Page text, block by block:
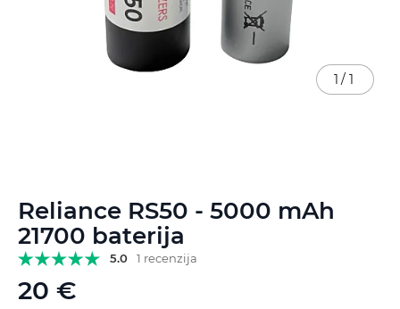
Reliance RS50 - 5000 mAh
21700 baterija
5.0 1 recenzija
20 €
1 / 1
to
the
beginning
of
the
images